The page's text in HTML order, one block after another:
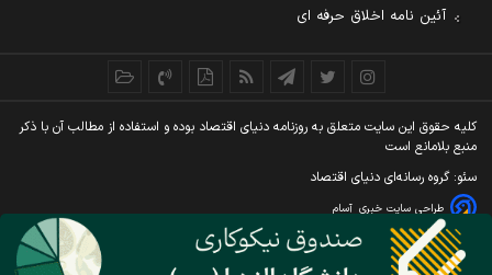
آئین نامه اخلاق حرفه ای
کليه حقوق اين سايت متعلق به روزنامه دنيای اقتصاد بوده و استفاده از مطالب آن با ذکر
منبع بلامانع است
سئو: گروه رسانه‌ای دنیای اقتصاد
طراحی سایت خبری آسام